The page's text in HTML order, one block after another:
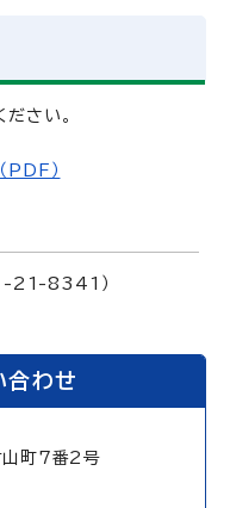
さい。
PDF）
21-8341）
合わせ
町7番2号